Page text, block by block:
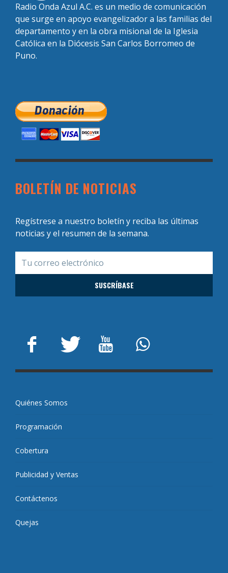
Radio Onda Azul A.C. es un medio de comunicación
que surge en apoyo evangelizador a las familias del
departamento y en la obra misional de la Iglesia
Católica en la Diócesis San Carlos Borromeo de
Puno.
BOLETÍN DE NOTICIAS
Regístrese a nuestro boletín y reciba las últimas
noticias y el resumen de la semana.
Quiénes Somos
Programación
Cobertura
Publicidad y Ventas
Contáctenos
Quejas